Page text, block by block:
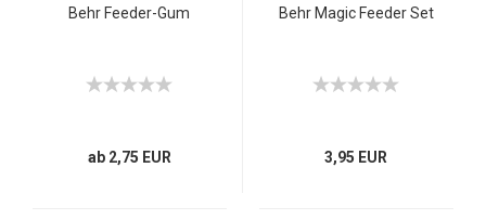
Behr Feeder-Gum
ab 2,75 EUR
Behr Magic Feeder Set
3,95 EUR